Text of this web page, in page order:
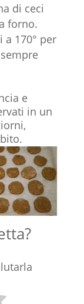
di ceci
forno.
170° per
e
in un